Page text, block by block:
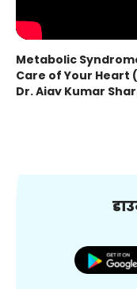
Metabolic
Care of Your Heart
Dr. Ajay Kumar